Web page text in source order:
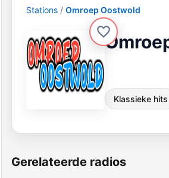
Stations Omroep Oostwold
Klassieke hits
Gerelateerde radios